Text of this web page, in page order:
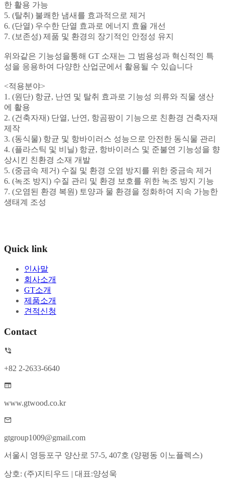
한 활용 가능
5. (탈취) 불쾌한 냄새를 효과적으로 제거
6. (단열) 우수한 단열 효과로 에너지 효율 개선
7. (보존성) 제품 및 환경의 장기적인 안정성 유지
위와같은 기능성을통해 GT 소재는 그 범용성과 혁신적인 특
성을 응용하여 다양한 산업군에서 활용될 수 있습니다
<적용분야>
1. (원단) 항균, 난연 및 탈취 효과로 기능성 의류와 직물 생산
에 활용
2. (건축자재) 단열, 난연, 항곰팡이 기능으로 친환경 건축자재
제작
3. (동식물) 항균 및 항바이러스 성능으로 안전한 동식물 관리
4. (플라스틱 및 비닐) 항균, 항바이러스 및 준불연 기능성을 향
상시킨 친환경 소재 개발
5. (중금속 제거) 수질 및 환경 오염 방지를 위한 중금속 제거
6. (녹조 방지) 수질 관리 및 환경 보호를 위한 녹조 방지 기능
7. (오염된 환경 복원) 토양과 물 환경을 정화하여 지속 가능한
생태계 조성
Quick link
인사말
회사소개
GT소개
제품소개
견적신청
Contact
+82 2-2633-6640
www.gtwood.co.kr
gtgroup1009@gmail.com
서울시 영등포구 양산로 57-5, 407호 (양평동 이노플렉스)
상호: (주)지티우드 | 대표:양성욱